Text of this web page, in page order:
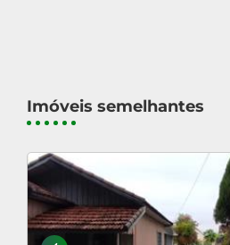
Imóveis semelhantes